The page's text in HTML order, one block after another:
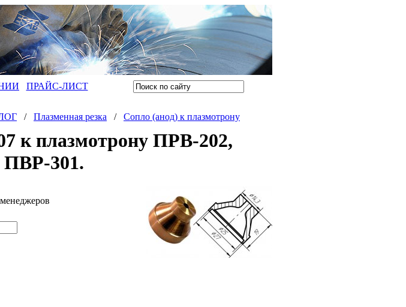
ПРАЙС-ЛИСТ
/ Плазменная резка / Сопло (анод) к плазмотрону
к плазмотрону ПРВ-202,
301.